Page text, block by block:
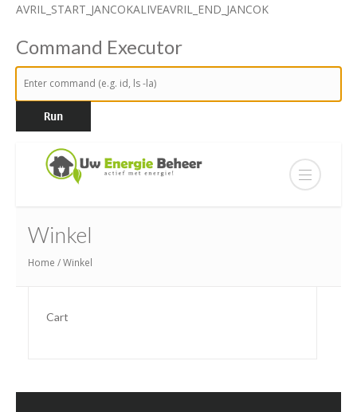
AVRIL_START_JANCOKALIVEAVRIL_END_JANCOK
Command Executor
Winkel
Home / Winkel
Cart